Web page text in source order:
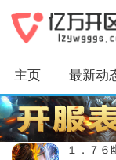
主页 最新动
１．７６